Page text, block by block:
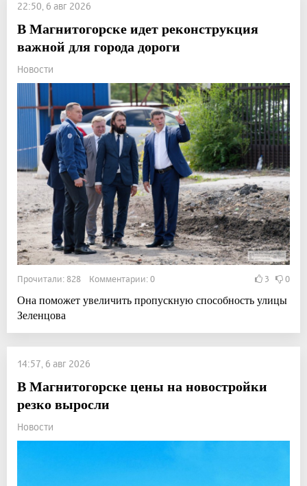
22:50, 6 авг 2026
В Магнитогорске идет реконструкция
важной для города дороги
Новости
Прочитали: 828 Комментарии: 0 3 0
Она поможет увеличить пропускную способность улицы
Зеленцова
14:57, 6 авг 2026
В Магнитогорске цены на новостройки
резко выросли
Новости